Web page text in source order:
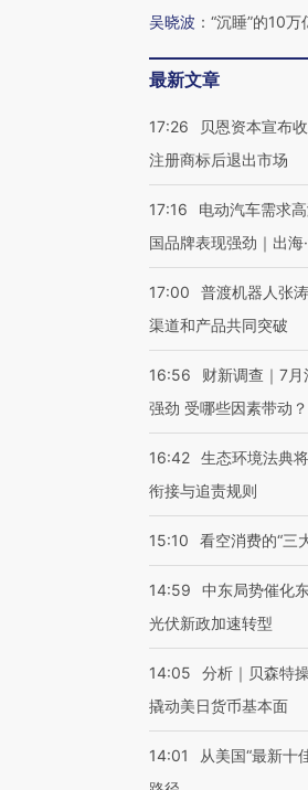
吴晓波 ： “沉睡”的10万
最新文章
17:26
贝恩资本宣布
注册商标后退出市场
17:16
电动汽车需求
国品牌表现强劲｜出海
17:00
普渡机器人张
渠道和产品共同突破
16:56
财新调查｜7
强劲 受哪些因素带动？
16:42 生态环境法典
衔接与追责规则
15:10 看空消费的“三
14:59
中东局势催化
光伏新政加速转型
14:05
分析｜贝森特
撬动美日货币基本面
14:01
从美国“最新十